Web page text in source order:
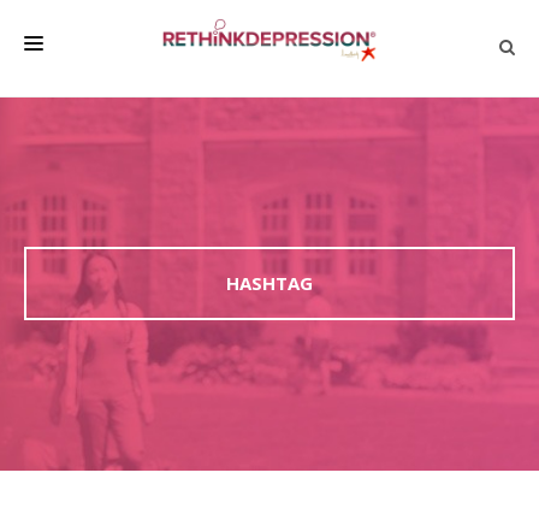
HABLAR CON LOS DEMÁS
BIENESTAR
FAMILIA Y AMIGOS
EMPRESA
DEPRESSÃO SEM RODEIOS
HASHTAG